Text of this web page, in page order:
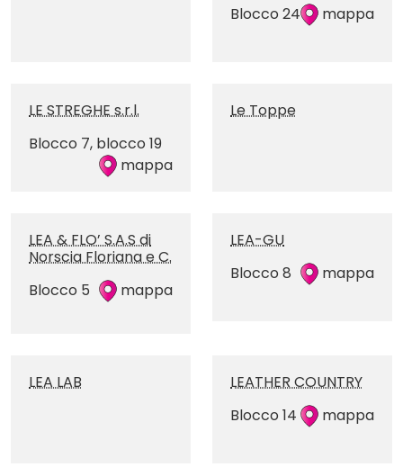
Blocco 24
mappa
LE STREGHE s.r.l.
Blocco 7, blocco 19
mappa
Le Toppe
LEA & FLO’ S.A.S di
Norscia Floriana e C.
Blocco 5
mappa
LEA-GU
Blocco 8
mappa
LEA LAB
LEATHER COUNTRY
Blocco 14
mappa